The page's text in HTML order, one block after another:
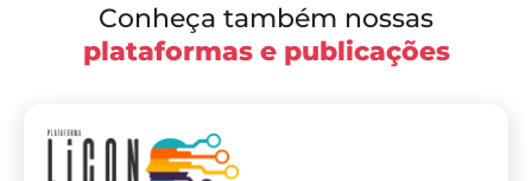
Conheça também nossas
plataformas e publicações